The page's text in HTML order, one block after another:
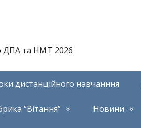
ДПА та НМТ 2026
дистанційного навчанння
“Вітання” Новини